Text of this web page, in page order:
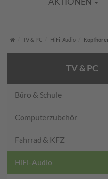
Startseite
TV & PC HiFi-Audio Kopfhörer
TV & PC
Büro & Schule
Computerzubehör
Fahrrad & KFZ
HiFi-Audio